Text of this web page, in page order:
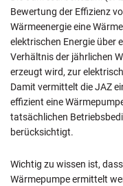
Bewertung der Effizienz
Wärmeenergie eine
elektrischen Energie über
Verhältnis der jährlichen
erzeugt wird, zur
Damit vermittelt die JAZ
effizient eine
tatsächlichen
berücksichtigt.
Wichtig zu wissen ist,
Wärmepumpe ermittelt